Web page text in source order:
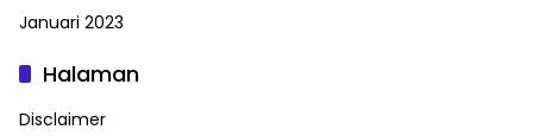
Januari 2023
Halaman
Disclaimer